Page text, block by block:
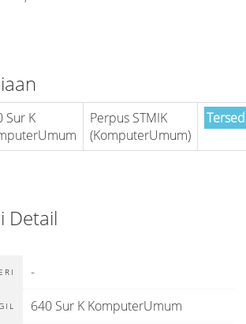
Sur K
Perpus STMIK
(KomputerUmum)
Detail
-
640 Sur K KomputerUmum